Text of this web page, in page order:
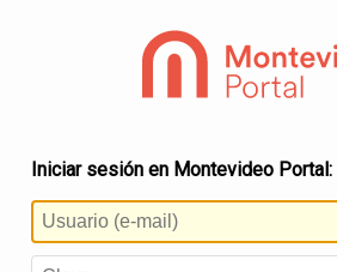
Iniciar sesión en Montevideo Portal: